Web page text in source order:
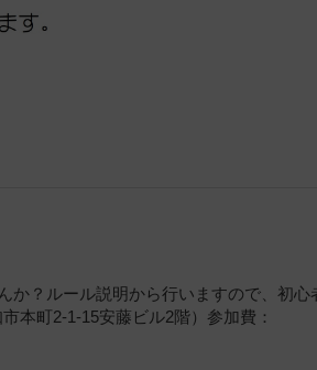
か？ルール説明から行いますので、初心
本町2-1-15安藤ビル2階）参加費：